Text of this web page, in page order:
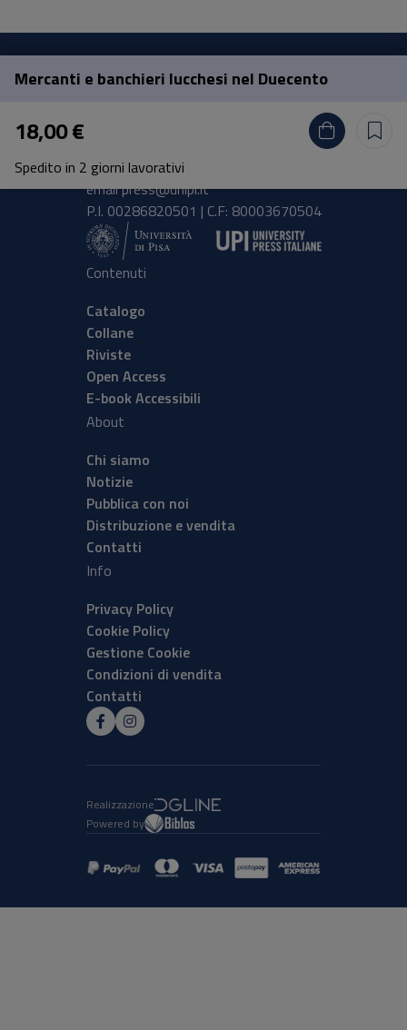
Mercanti e banchieri lucchesi nel Duecento
18,00 €
Spedito in 2 giorni lavorativi
Pisa University Press
Lungarno Pacinotti 43/44 56126 Pisa
tel.+39 050 2212056
emailpress@unipi.it
P.I. 00286820501 | C.F: 80003670504
Contenuti
Catalogo
Collane
Riviste
Open Access
E-book Accessibili
About
Chi siamo
Notizie
Pubblica con noi
Distribuzione e vendita
Contatti
Info
Privacy Policy
Cookie Policy
Gestione Cookie
Condizioni di vendita
Contatti
Realizzazione
Powered by